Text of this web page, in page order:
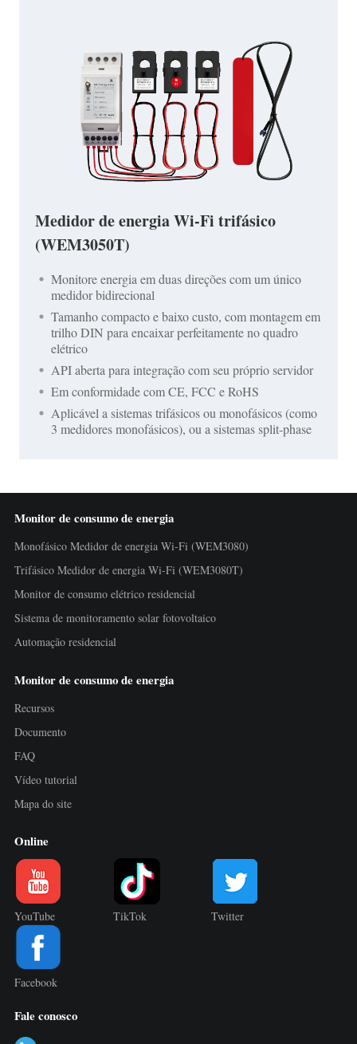
Medidor de energia Wi-Fi trifásico
(WEM3050T)
Monitore energia em duas direções com um único
medidor bidirecional
Tamanho compacto e baixo custo, com montagem em
trilho DIN para encaixar perfeitamente no quadro
elétrico
API aberta para integração com seu próprio servidor
Em conformidade com CE, FCC e RoHS
Aplicável a sistemas trifásicos ou monofásicos (como
3 medidores monofásicos), ou a sistemas split-phase
Monitor de consumo de energia
Monofásico Medidor de energia Wi-Fi (WEM3080)
Trifásico Medidor de energia Wi-Fi (WEM3080T)
Monitor de consumo elétrico residencial
Sistema de monitoramento solar fotovoltaico
Automação residencial
Monitor de consumo de energia
Recursos
Documento
FAQ
Vídeo tutorial
Mapa do site
Online
YouTube TikTok Twitter
Facebook
Fale conosco